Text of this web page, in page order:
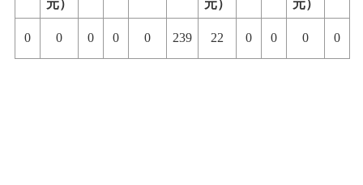
元）
元）
元）
0 0 0 0 0 239 22 0 0 0 0